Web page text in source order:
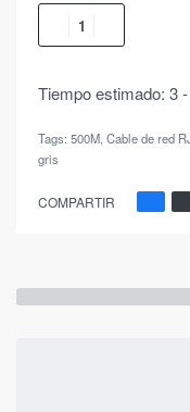
Tiempo estimado: 3
Tags: 500M, Cable de red
gris
COMPARTIR